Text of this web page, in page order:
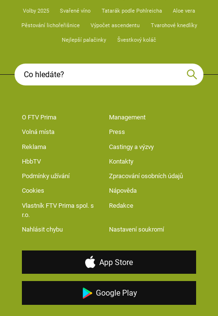
Volby 2025 Svařené víno Tatarák podle Pohlreicha Aloe vera
Pěstování lichořeřišnice Výpočet ascendentu Tvarohové knedlíky
Nejlepší palačinky Švestkový koláč
O FTV Prima Management
Volná místa Press
Reklama Castingy a výzvy
HbbTV Kontakty
Podmínky užívání Zpracování osobních údajů
Cookies Nápověda
Vlastník FTV Prima spol. s
r.o.
Redakce
Nahlásit chybu Nastavení soukromí
App Store
Google Play